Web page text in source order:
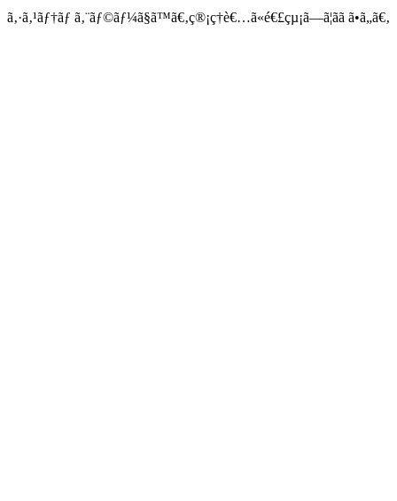
ã‚·ã‚¹ãƒ†ãƒ ã‚¨ãƒ©ãƒ¼ã§ã™ã€‚ç®¡ç†è€…ã«é€£çµ¡ã—ã¦ãã ã•ã„ã€‚